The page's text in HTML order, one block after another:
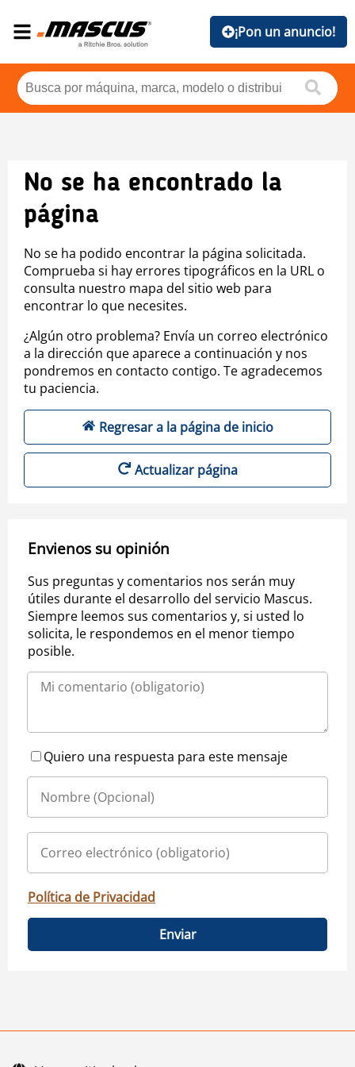
¡Pon un anuncio!
No se ha encontrado la
página
No se ha podido encontrar la página solicitada.
Comprueba si hay errores tipográficos en la URL o
consulta nuestro mapa del sitio web para
encontrar lo que necesites.
¿Algún otro problema? Envía un correo electrónico
a la dirección que aparece a continuación y nos
pondremos en contacto contigo. Te agradecemos
tu paciencia.
Regresar a la página de inicio
Actualizar página
Envienos su opinión
Sus preguntas y comentarios nos serán muy
útiles durante el desarrollo del servicio Mascus.
Siempre leemos sus comentarios y, si usted lo
solicita, le respondemos en el menor tiempo
posible.
Quiero una respuesta para este mensaje
Política de Privacidad
Enviar